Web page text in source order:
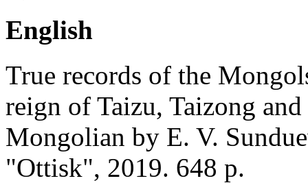
English
True records of the
reign of Taizu, Taizong
Mongolian by E. V.
"Ottisk", 2019. 648 p.